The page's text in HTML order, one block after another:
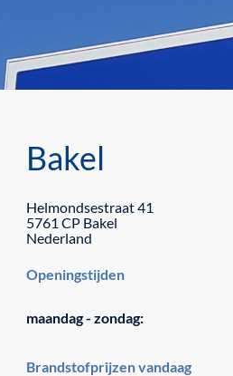
Bakel
Helmondsestraat41
5761 CP Bakel
Nederland
Openingstijden
maandag - zondag:
Brandstofprijzen vandaag